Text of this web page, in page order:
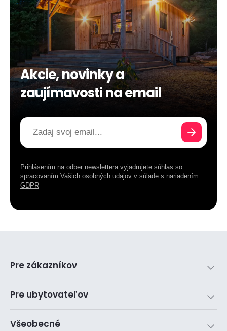
Akcie, novinky a
zaujímavosti na email
Prihlásením na odber newslettera vyjadrujete súhlas so
spracovaním Vašich osobných udajov v súlade s nariadením
GDPR
Pre zákazníkov
Pre ubytovateľov
Všeobecné